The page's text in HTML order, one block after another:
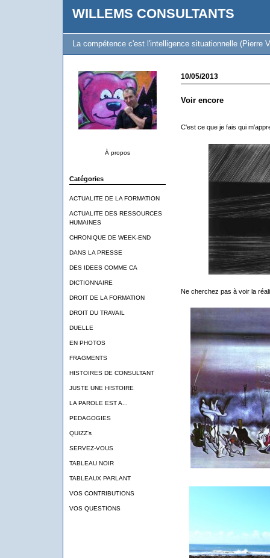
WILLEMS CONSULTANTS
La compétence c'est l'intelligence situationnelle (Pierre
À propos
Catégories
ACTUALITE DE LA FORMATION
ACTUALITE DES RESSOURCES
HUMAINES
CHRONIQUE DE WEEK-END
DANS LA PRESSE
DES IDEES COMME CA
DICTIONNAIRE
DROIT DE LA FORMATION
DROIT DU TRAVAIL
DUELLE
EN PHOTOS
FRAGMENTS
HISTOIRES DE CONSULTANT
JUSTE UNE HISTOIRE
LA PAROLE EST A...
PEDAGOGIES
QUIZZ's
SERVEZ-VOUS
TABLEAU NOIR
TABLEAUX PARLANT
VOS CONTRIBUTIONS
VOS QUESTIONS
10/05/2013
Voir encore
C'est ce que je fais qui
Ne cherchez pas à voir la